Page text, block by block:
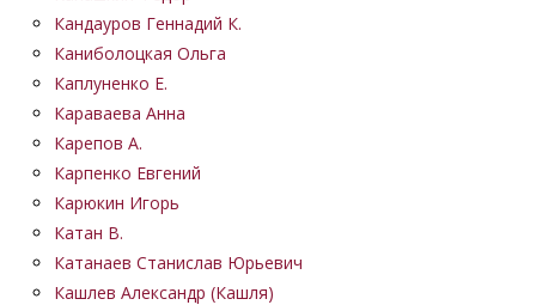
Кандауров Геннадий К.
Каниболоцкая Ольга
Каплуненко Е.
Караваева Анна
Карепов А.
Карпенко Евгений
Карюкин Игорь
Катан В.
Катанаев Станислав Юрьевич
Кашлев Александр (Кашля)